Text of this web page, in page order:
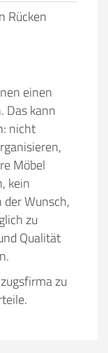
Rücken
einen
Das kann
nicht
Möbel
kein
der Wunsch,
zu
Qualität
zu